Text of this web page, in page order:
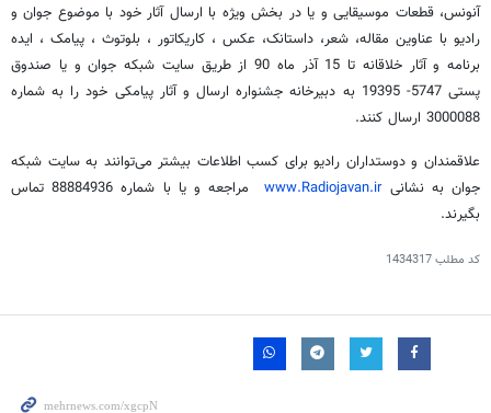
آنونس، قطعات موسیقایی و یا در بخش ویژه با ارسال آثار خود با موضوع جوان و
رادیو با عناوین مقاله، شعر، داستانک، عکس ، کاریکاتور ، بلوتوث ، پیامک ، ایده
برنامه و آثار خلاقانه تا 15 آذر ماه 90 از طریق سایت شبکه جوان و یا صندوق
پستی 5747- 19395 به دبیرخانه جشنواره ارسال و آثار پیامکی خود را به شماره
3000088 ارسال کنند.
علاقمندان و دوستداران رادیو برای کسب اطلاعات بیشتر می‌توانند به سایت شبکه
جوان به نشانیwww.Radiojavan.ir
مراجعه و یا با شماره 88884936 تماس
بگیرند.
کد مطلب1434317